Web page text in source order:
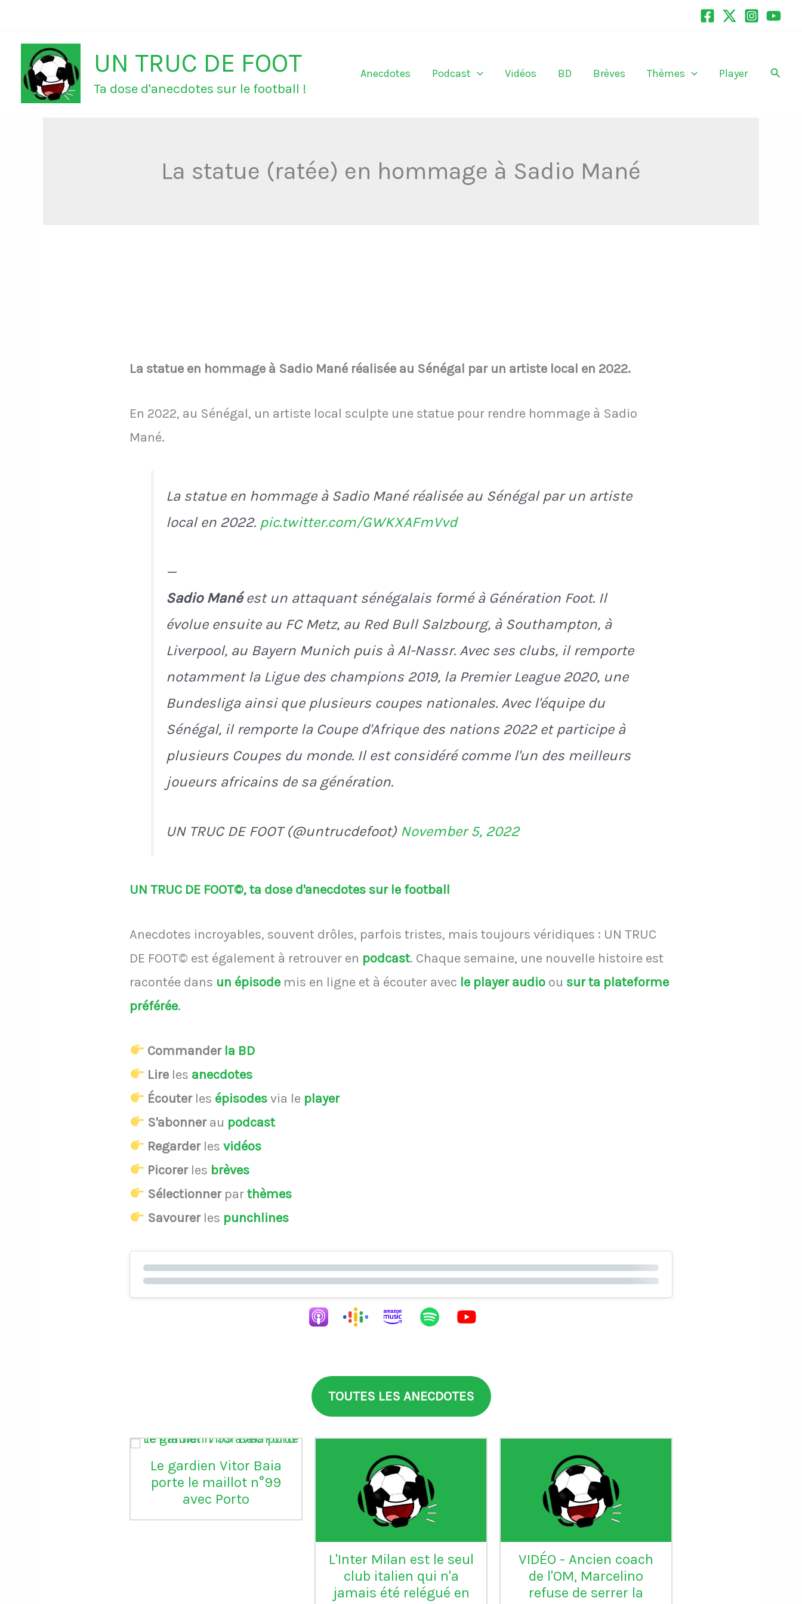
contenu
UN TRUC DE FOOT
Ta dose d'anecdotes sur le football !
Anecdotes Podcast Vidéos BD Brèves Thèmes Player
La statue (ratée) en hommage à Sadio Mané
La statue en hommage à Sadio Mané réalisée au Sénégal par un artiste local en 2022.
En 2022, au Sénégal, un artiste local sculpte une statue pour rendre hommage à Sadio
Mané.
La statue en hommage à Sadio Mané réalisée au Sénégal par un artiste
local en 2022. pic.twitter.com/GWKXAFmVvd
—
Sadio Manéest un attaquant sénégalais formé à Génération Foot. Il
évolue ensuite au FC Metz, au Red Bull Salzbourg, à Southampton, à
Liverpool, au Bayern Munich puis à Al-Nassr. Avec ses clubs, il remporte
notamment la Ligue des champions 2019, la Premier League 2020, une
Bundesliga ainsi que plusieurs coupes nationales. Avec l'équipe du
Sénégal, il remporte la Coupe d'Afrique des nations 2022 et participe à
plusieurs Coupes du monde. Il est considéré comme l'un des meilleurs
joueurs africains de sa génération.
UN TRUC DE FOOT (@untrucdefoot) November 5, 2022
UN TRUC DE FOOT©, ta dose d'anecdotes sur le football
Anecdotes incroyables, souvent drôles, parfois tristes, mais toujours véridiques : UN TRUC
DE FOOT© est également à retrouver en podcast. Chaque semaine, une nouvelle histoire est
racontée dans un épisode mis en ligne et à écouter avec le player audio ou sur ta plateforme
préférée.
Commander la BD
Lire les anecdotes
Écouterles épisodesvia le player
S'abonnerau podcast
Regarderlesvidéos
Picorerles brèves
Sélectionnerparthèmes
Savourerles punchlines
TOUTES LES ANECDOTES
Le gardien Vitor Baia
porte le maillot n°99
avec Porto
L'Inter Milan est le seul
club italien qui n'a
jamais été relégué en
VIDÉO - Ancien coach
de l'OM, Marcelino
refuse de serrer la